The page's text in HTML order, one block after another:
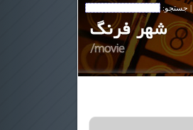
| جستجو: